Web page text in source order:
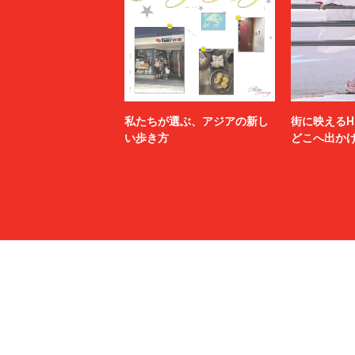
私たちが選ぶ、アジアの新し
い歩き方
街に映える
どこへ出か